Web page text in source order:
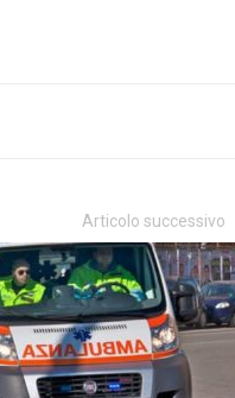
Articolo successivo